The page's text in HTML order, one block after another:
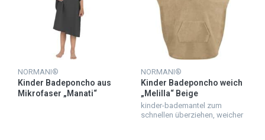
NORMANI®
Kinder Badeponcho aus
Mikrofaser „Manati“
NORMANI®
Kinder Badeponcho weich
„Melilla“ Beige
kinder-bademantel zum
schnellen überziehen, weicher